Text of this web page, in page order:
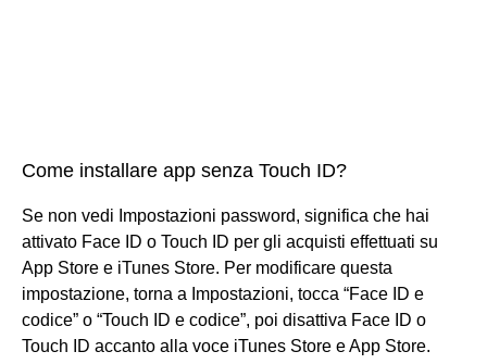
Come installare app senza Touch ID?
Se non vedi Impostazioni password, significa che hai
attivato Face ID o Touch ID per gli acquisti effettuati su
App Store e iTunes Store. Per modificare questa
impostazione, torna a Impostazioni, tocca “Face ID e
codice” o “Touch ID e codice”, poi disattiva Face ID o
Touch ID accanto alla voce iTunes Store e App Store.